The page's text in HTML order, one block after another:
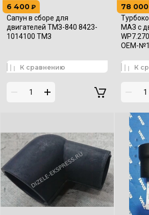
6 400 ₽
Сапун в сборе для
двигателей ТМЗ-840 8423-
1014100 ТМЗ
К сравнению
78 000
МАЗ с
OEM-
К